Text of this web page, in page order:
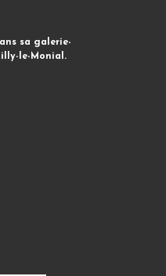
sa galerie-
le-Monial.